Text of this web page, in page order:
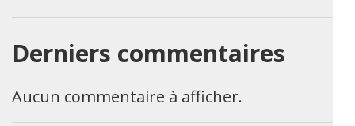
Derniers commentaires
Aucun commentaire à afficher.